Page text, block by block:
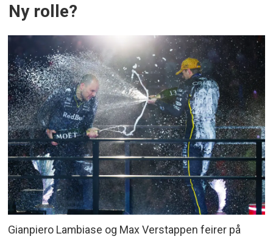
Ny rolle?
Gianpiero Lambiase og Max Verstappen feirer på